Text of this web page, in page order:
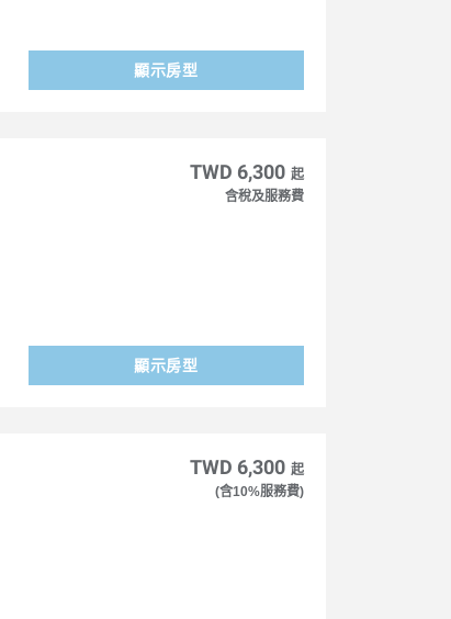
顯示房型
TWD 6,300 起
含稅及服務費
顯示房型
TWD 6,300 起
(含10%服務費)